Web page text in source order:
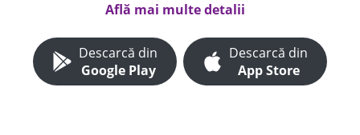
Află mai multe detalii
Descarcă din
Google Play
Descarcă din
App Store